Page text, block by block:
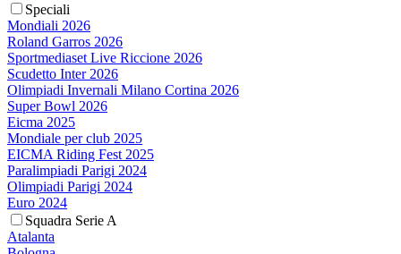
Speciali
Mondiali 2026
Roland Garros 2026
Sportmediaset Live Riccione 2026
Scudetto Inter 2026
Olimpiadi Invernali Milano Cortina 2026
Super Bowl 2026
Eicma 2025
Mondiale per club 2025
EICMA Riding Fest 2025
Paralimpiadi Parigi 2024
Olimpiadi Parigi 2024
Euro 2024
Squadra Serie A
Atalanta